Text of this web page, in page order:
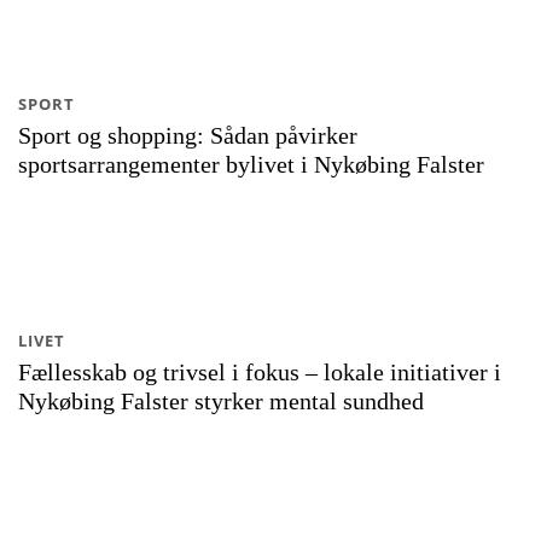
Sport og shopping: Sådan påvirker
sportsarrangementer bylivet i Nykøbing Falster
SPORT
Fællesskab og trivsel i fokus – lokale initiativer i
Nykøbing Falster styrker mental sundhed
LIVET